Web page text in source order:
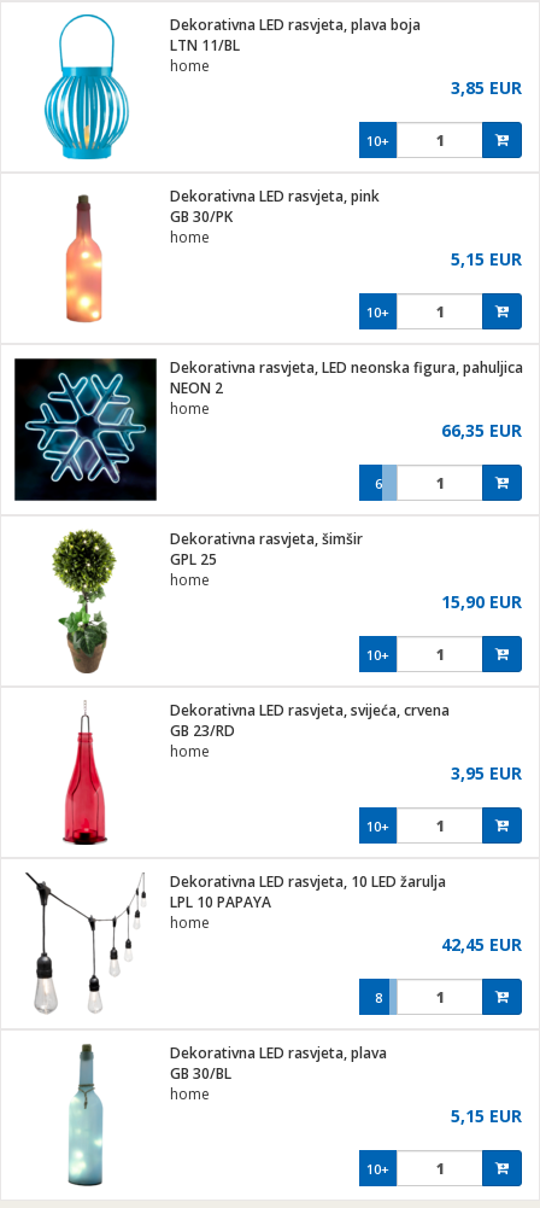
Dekorativna LED rasvjeta, plava boja
LTN 11/BL
home
3,85 EUR
10+
Dekorativna LED rasvjeta, pink
GB 30/PK
home
5,15 EUR
10+
Dekorativna rasvjeta, LED neonska figura, pahuljica
NEON 2
home
66,35 EUR
6
Dekorativna rasvjeta, šimšir
GPL 25
home
15,90 EUR
10+
Dekorativna LED rasvjeta, svijeća, crvena
GB 23/RD
home
3,95 EUR
10+
Dekorativna LED rasvjeta, 10 LED žarulja
LPL 10 PAPAYA
home
42,45 EUR
8
Dekorativna LED rasvjeta, plava
GB 30/BL
home
5,15 EUR
10+